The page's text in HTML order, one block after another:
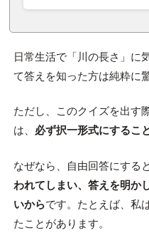
日常生活で「川の長さ」に
て答えを知った方は純粋に
ただし、このクイズを出す
は、 必ず択一形式にするこ
なぜなら、自由回答にすると
われてしまい、答えを明か
いからです。たとえば、私
たことがあります。